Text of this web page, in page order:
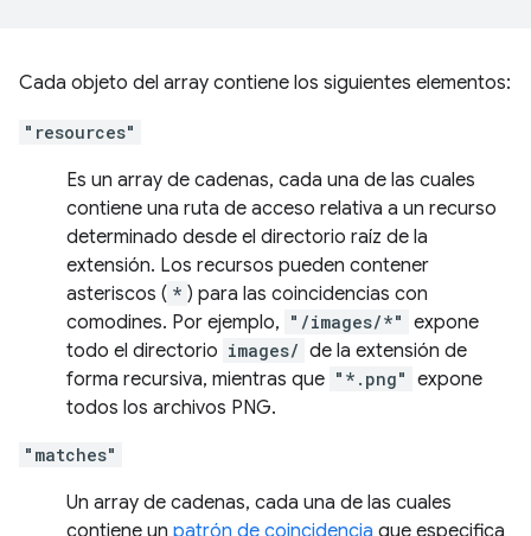
Cada objeto del array contiene los siguientes elementos:
"resources"
Es un array de cadenas, cada una de las cuales
contiene una ruta de acceso relativa a un recurso
determinado desde el directorio raíz de la
extensión. Los recursos pueden contener
asteriscos ( * ) para las coincidencias con
comodines. Por ejemplo, "/images/*" expone
todo el directorio images/ de la extensión de
forma recursiva, mientras que "*.png" expone
todos los archivos PNG.
"matches"
Un array de cadenas, cada una de las cuales
contiene un patrón de coincidencia que especifica